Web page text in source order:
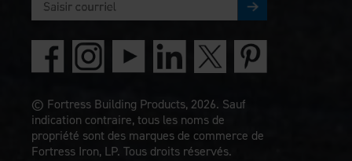
© Fortress Building Products, 2026. Sauf
indication contraire, tous les noms de
propriété sont des marques de commerce de
Fortress Iron, LP. Tous droits réservés.